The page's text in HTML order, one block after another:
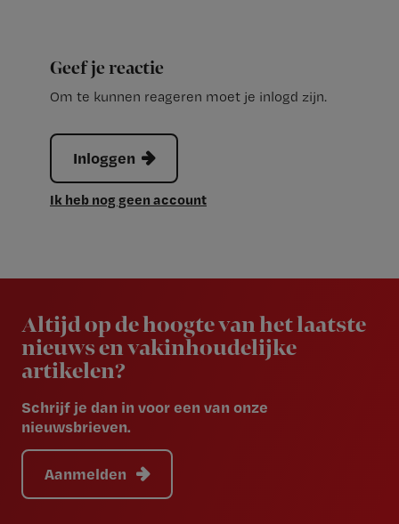
Geef je reactie
Om te kunnen reageren moet je inlogd zijn.
Inloggen
Ik heb nog geen account
Altijd op de hoogte van het laatste
nieuws en vakinhoudelijke
artikelen?
Schrijf je dan in voor een van onze
nieuwsbrieven.
Aanmelden